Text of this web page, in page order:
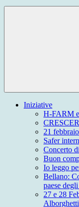
Iniziative
H-FARM
21
Safer
Concerto
Buon
Io leggo
Bellano:
paese
27 e 28
Alborghetti